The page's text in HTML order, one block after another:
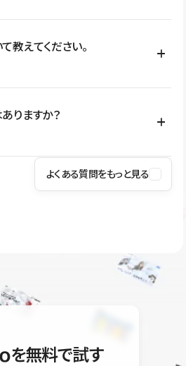
を活用して更新範囲を設計しておく
い状態で運用できます。 さらにコン
えずに更新作業を進めやすくなりま
教えてください。
ービスを安全に利用できるよう、通信
セス管理、脆弱性対策など、複数の観
に対応しており、悪質なスクリプトの
りますか？
、ヘルプセンターでご確認いただけま
きるコミュニティもご利用ください。
よくある質問をもっと見る
を無料で試す